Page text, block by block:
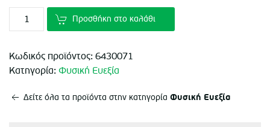
€5.90.
Προσθήκη στο καλάθι
Κωδικός προϊόντος: 6430071
Κατηγορία: Φυσική Ευεξία
Δείτε όλα τα προϊόντα στην κατηγορία Φυσική Ευεξία